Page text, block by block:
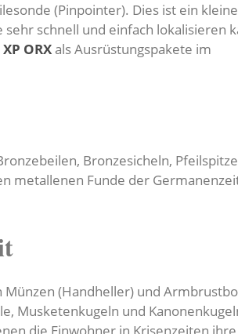
(Pinpointer). Dies ist ein
schnell und einfach lokalisieren
XP ORXals Ausrüstungspakete im
Bronzesicheln,
metallenen Funde der
(Handheller) und
Musketenkugeln und